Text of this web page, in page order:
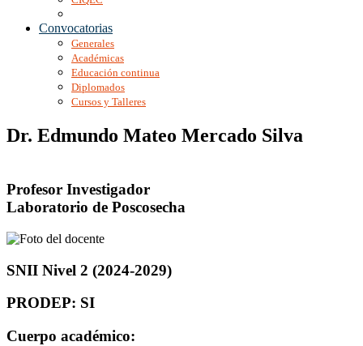
Convocatorias
Generales
Académicas
Educación continua
Diplomados
Cursos y Talleres
Dr. Edmundo Mateo Mercado Silva
Profesor Investigador
Laboratorio de Poscosecha
SNII Nivel 2 (2024-2029)
PRODEP: SI
Cuerpo académico: